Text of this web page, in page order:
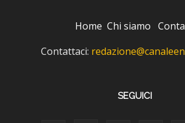
Home Chi siamo
Contattaci:
SEGUICI